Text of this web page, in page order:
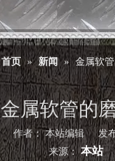
首页 » 新闻 » 金属软
金属软管的
者： 本站编辑 发布
来源：本站